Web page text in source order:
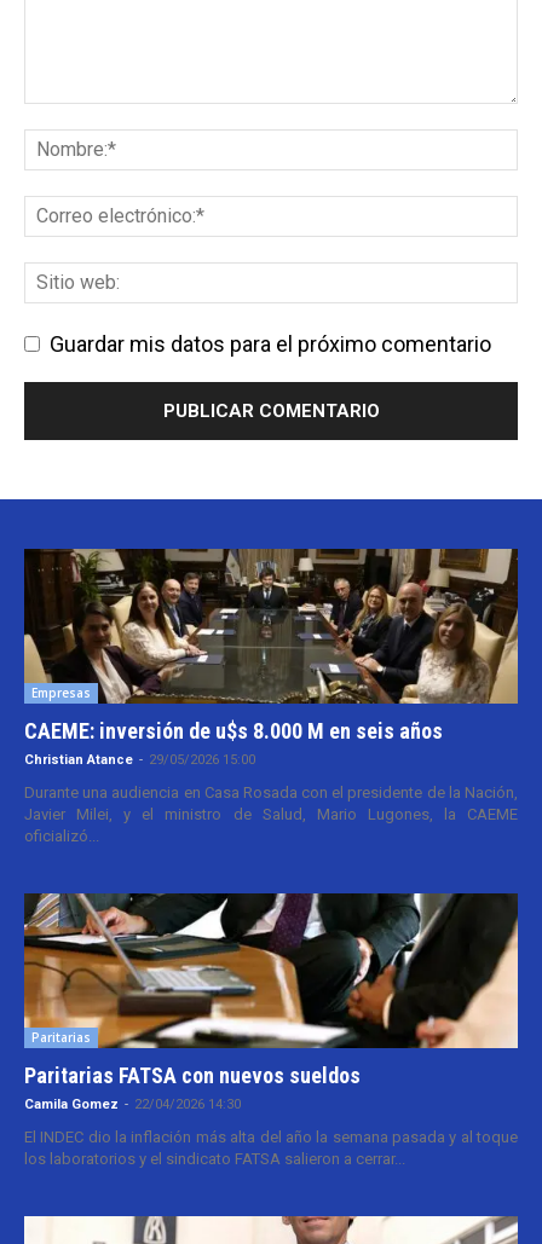
Guardar mis datos para el próximo comentario
Empresas
CAEME: inversión de u$s 8.000 M en seis años
Christian Atance - 29/05/2026 15:00
Durante una audiencia en Casa Rosada con el presidente de la Nación,
Javier Milei, y el ministro de Salud, Mario Lugones, la CAEME
oficializó...
Paritarias
Paritarias FATSA con nuevos sueldos
Camila Gomez - 22/04/2026 14:30
El INDEC dio la inflación más alta del año la semana pasada y al toque
los laboratorios y el sindicato FATSA salieron a cerrar...